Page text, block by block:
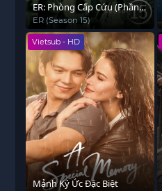
ER: Phòng Cấp Cứu (Phần
15)
ER (Season 15)
Vietsub - HD
Mảnh Ký Ức Đặc Biệt